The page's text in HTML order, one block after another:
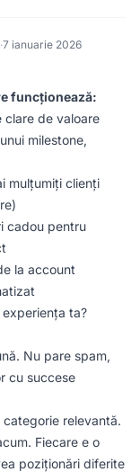
·7 ianuarie 2026
funcționează:
clare de valoare
milestone,
mulțumiți clienți
cadou pentru
la account
experiența ta?
Nu pare spam,
cu succese
categorie relevantă.
Fiecare e o
poziționări diferite